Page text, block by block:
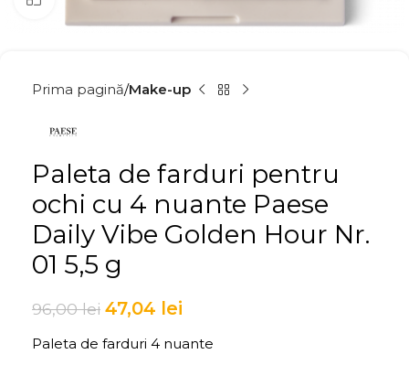
Prima pagină Make-up
Paleta de farduri pentru
ochi cu 4 nuante Paese
Daily Vibe Golden Hour Nr.
01 5,5 g
96,00lei 47,04 lei
Paleta de farduri 4 nuante